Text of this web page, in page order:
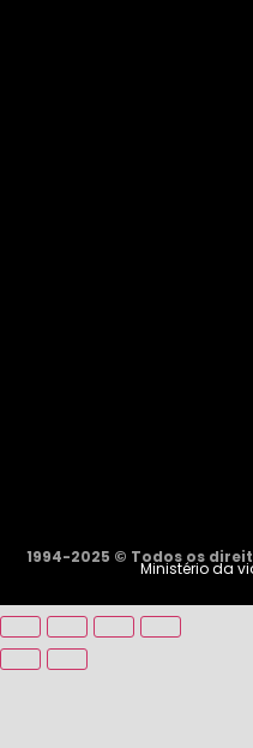
1994-2025 © Todos os
Ministério da